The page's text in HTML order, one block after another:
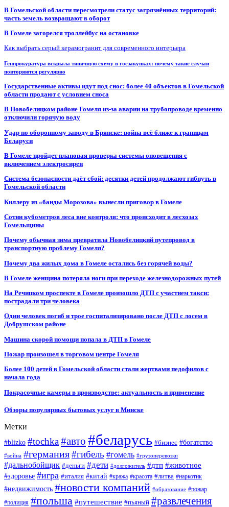
В Гомельской области пересмотрели статус загрязнённых территорий:
часть земель возвращают в оборот
В Гомеле загорелся троллейбус на остановке
Как выбрать серый керамогранит для современного интерьера
Генпрокуратура вскрыла типичную схему в госзакупках: почему такие случаи
повторяются регулярно
Государственные активы идут под снос: более 40 объектов в Гомельской
области продают с условием сноса
В Новобелицком районе Гомеля из-за аварии на трубопроводе временно
отключили горячую воду
Удар по оборонному заводу в Брянске: война всё ближе к границам
Беларуси
В Гомеле пройдет плановая проверка системы оповещения с
включением электросирен
Система безопасности даёт сбой: десятки детей продолжают гибнуть в
Гомельской области
Киллеру из «банды Морозова» вынесли приговор в Гомеле
Сотни кубометров леса вне контроля: что происходит в лесхозах
Гомельщины
Почему обычная зима превратила Новобелицкий путепровод в
транспортную проблему Гомеля?
Почему два жилых дома в Гомеле остались без горячей воды?
В Гомеле женщина потеряла ноги при переходе железнодорожных путей
На Речицком проспекте в Гомеле произошло ДТП с участием такси:
пострадали три человека
Один человек погиб и трое госпитализировано после ДТП с лосем в
Добрушском районе
Машина скорой помощи попала в ДТП в Гомеле
Пожар произошел в торговом центре Гомеля
Более 100 детей в Гомельской области стали жертвами педофилов с
начала года
Покрасочные камеры в производстве: актуальность и применение
Обзоры популярных бытовых услуг в Минске
Метки
#blizko #tochka#авто #беларусь #бизнес #богатство
#война #германия#гибель #гомель #грузоперевозки
#дальнобойщик #деньги #дети #долгожитель #дтп #животное
#здоровье #игра #италия #китай #кража #красота #литва #наркотик
#недвижимость #новости компаний #образование #пожар
#полиция #польша #путешествие #пьяный #развлечения